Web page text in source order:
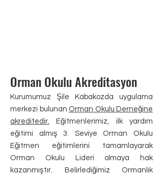
Orman Okulu Akreditasyon
Kurumumuz Şile Kabakozda uygulama
merkezi bulunan Orman Okulu Derneğine
akreditedir. Eğitmenlerimiz, ilk yardım
eğitimi almış 3. Seviye Orman Okulu
Eğitmen eğitimlerini tamamlayarak
Orman Okulu Lideri olmaya hak
kazanmıştır. Belirlediğimiz Ormanlık